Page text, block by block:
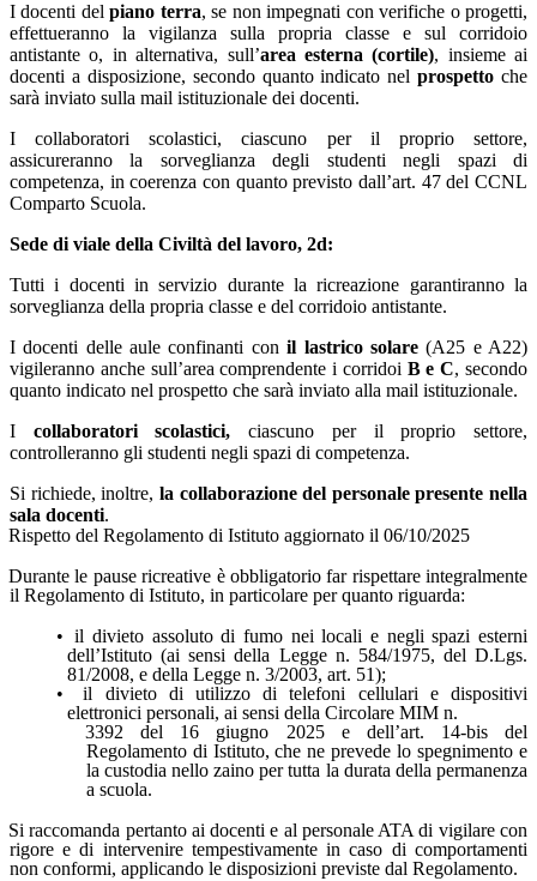
I docenti delpiano terra, se non impegnati con verifiche o progetti,
effettueranno la vigilanza sulla propria classe e sul corridoio
antistante o, in alternativa, sull’area esterna (cortile), insieme ai
docenti a disposizione, secondo quanto indicato nelprospetto che
sarà inviato sulla mail istituzionale dei docenti.
I collaboratori scolastici, ciascuno per il proprio settore,
assicureranno la sorveglianza degli studenti negli spazi di
competenza, in coerenza con quanto previsto dall’art. 47 del CCNL
Comparto Scuola.
Sede di viale della Civiltà del lavoro, 2d:
Tutti i docenti in servizio durante la ricreazione garantiranno la
sorveglianza della propria classe e del corridoio antistante.
I docenti delle aule confinanti conil lastrico solare(A25 e A22)
vigileranno anche sull’area comprendente i corridoi B e C, secondo
quanto indicato nel prospetto che sarà inviato alla mail istituzionale.
I collaboratori scolastici,ciascuno per il proprio settore,
controlleranno gli studenti negli spazi di competenza.
Si richiede, inoltre, la collaborazione del personale presente nella
sala docenti.
Rispetto del Regolamento di Istituto aggiornato il 06/10/2025
Durante le pause ricreative è obbligatorio far rispettare integralmente
il Regolamento di Istituto, in particolare per quanto riguarda:
•
il divieto assoluto di fumo nei locali e negli spazi esterni
dell’Istituto (ai sensi della Legge n. 584/1975, del D.Lgs.
81/2008, e della Legge n. 3/2003, art. 51);
•
il divieto di utilizzo di telefoni cellulari e dispositivi
elettronici personali, ai sensi della Circolare MIM n.
3392 del 16 giugno 2025 e dell’art. 14-bis del
Regolamento di Istituto, che ne prevede lo spegnimento e
la custodia nello zaino per tutta la durata della permanenza
a scuola.
Si raccomanda pertanto ai docenti e al personale ATA di vigilare con
rigore e di intervenire tempestivamente in caso di comportamenti
non conformi, applicando le disposizioni previste dal Regolamento.